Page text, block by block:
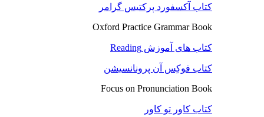
کتاب آکسفورد پرکتیس گرامر
Oxford Practice Grammar Book
کتاب های آموزش Reading
کتاب فوکِس آن پرونانسیشن
Focus on Pronunciation Book
کتاب کاور تو کاور